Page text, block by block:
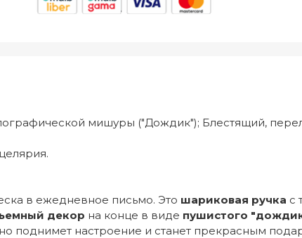
мишуры ("Дождик"); Блестящий,
в ежедневное письмо. Это шариковая ручка с
декор на конце в виде пушистого
поднимет настроение и станет прекрасным